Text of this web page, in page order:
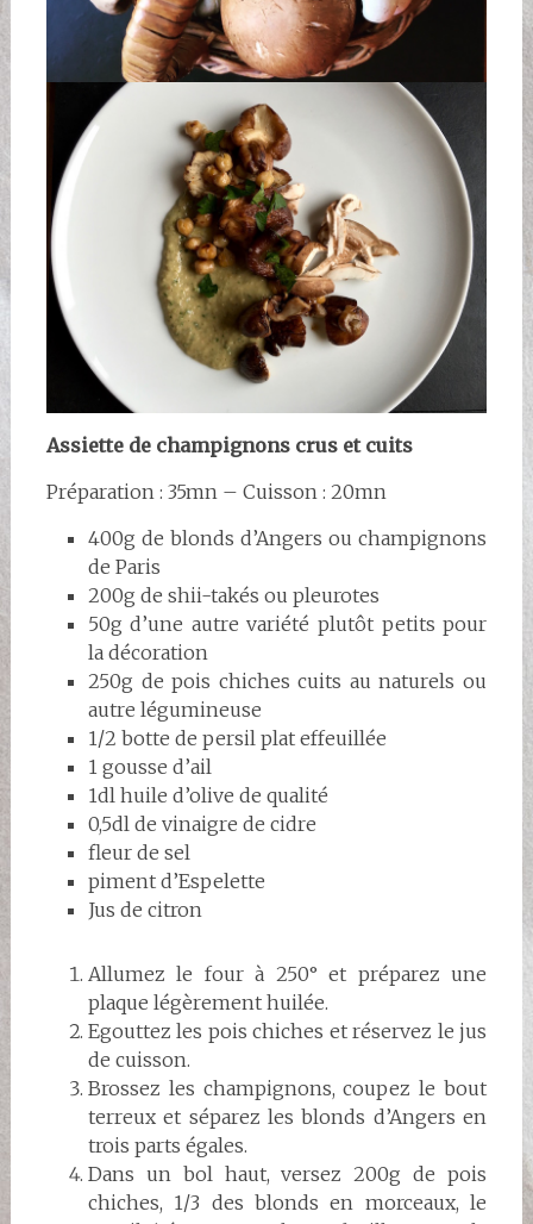
Assiette de champignons crus et cuits
Préparation : 35mn – Cuisson : 20mn
400g de blonds d’Angers ou champignons
de Paris
200g de shii-takés ou pleurotes
50g d’une autre variété plutôt petits pour
la décoration
250g de pois chiches cuits au naturels ou
autre légumineuse
1/2 botte de persil plat effeuillée
1 gousse d’ail
1dl huile d’olive de qualité
0,5dl de vinaigre de cidre
fleur de sel
piment d’Espelette
Jus de citron
Allumez le four à 250° et préparez une
plaque légèrement huilée.
Egouttez les pois chiches et réservez le jus
de cuisson.
Brossez les champignons, coupez le bout
terreux et séparez les blonds d’Angers en
trois parts égales.
Dans un bol haut, versez 200g de pois
chiches, 1/3 des blonds en morceaux, le